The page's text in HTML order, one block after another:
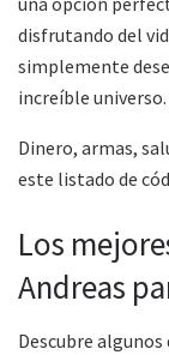
disfrutando del
simplemente
increíble universo.
Dinero, armas,
este listado de
Los
Andreas
Descubre